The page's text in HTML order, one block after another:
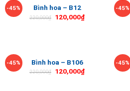
-45% Bình hoa – B12
220,000₫ 120,000₫
-45%
-45% Bình hoa – B106
220,000₫ 120,000₫
-45%